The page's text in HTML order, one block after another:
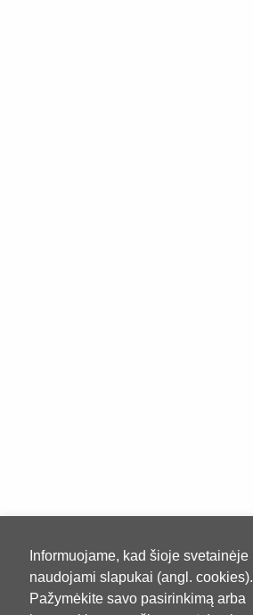
Informuojame, kad šioje svetainėje
naudojami slapukai (angl. cookies).
Pažymėkite savo pasirinkimą arba